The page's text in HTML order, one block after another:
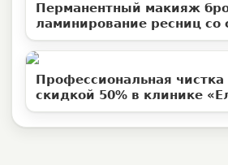
Перманентный макияж
ламинирование ресниц со
50%
Профессиональная чистка
скидкой 50% в клинике